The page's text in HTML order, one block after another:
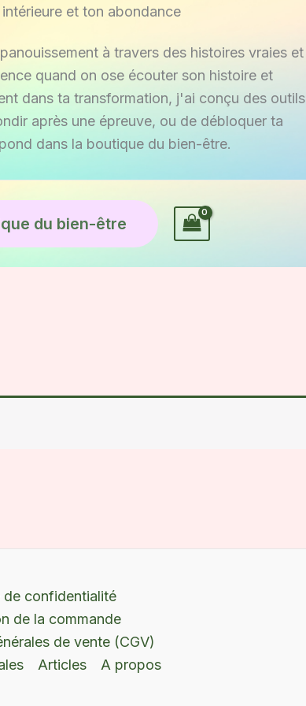
et ton abondance
à travers des histoires vraies et
quand on ose écouter son histoire et
dans ta transformation, j'ai conçu des outils
après une épreuve, ou de débloquer ta
dans la boutique du bien-être.
du bien-être
de confidentialité
de la commande
de vente (CGV)
Articles A propos